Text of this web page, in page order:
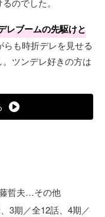
のでした。
レブームの先駆けと
らも時折デレを見せる
ツンデレ好きの方は
哲夫…その他
3期／全12話、4期／